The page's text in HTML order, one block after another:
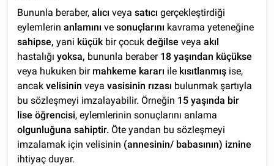
Bununla beraber,alıcı veyasatıcı gerçekleştirdiği
eylemlerinanlamını vesonuçlarını kavrama yeteneğine
sahipse, yani küçükbir çocukdeğilse veyaakıl
hastalığıyoksa, bununla beraber 18 yaşından küçükse
veya hukuken bir mahkeme kararı ile kısıtlanmış ise,
ancakvelisinin veyavasisinin rızası bulunmak şartıyla
bu sözleşmeyi imzalayabilir. Örneğin 15 yaşında bir
lise öğrencisi, eylemlerinin sonuçlarını anlama
olgunluğuna sahiptir. Öte yandan bu sözleşmeyi
imzalamak için velisinin (annesinin/ babasının) iznine
ihtiyaç duyar.